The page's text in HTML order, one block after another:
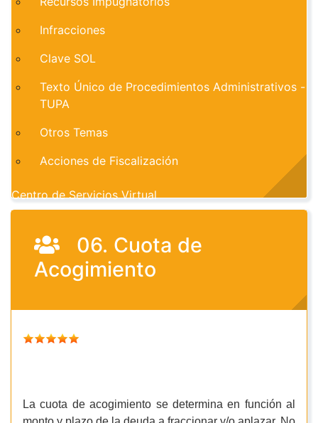
06. Cuota de
Acogimiento
La cuota de acogimiento se determina en función al
Infracciones
Clave SOL
Texto Único de Procedimientos Administrativos -
TUPA
Otros Temas
Acciones de Fiscalización
Centro de Servicios Virtual